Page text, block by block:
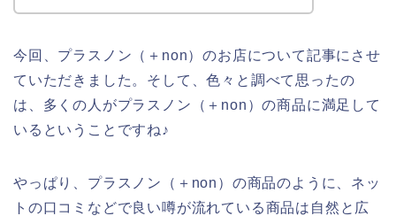
今回、プラスノン（＋non）のお店について記事にさせ
ていただきました。そして、色々と調べて思ったの
は、多くの人がプラスノン（＋non）の商品に満足して
いるということですね♪
やっぱり、プラスノン（＋non）の商品のように、ネッ
トの口コミなどで良い噂が流れている商品は自然と広